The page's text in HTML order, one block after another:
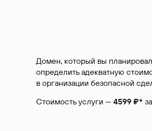
Домен, который вы
определить адекватную
в организации безопасной
Стоимость услуги — 4599 ₽*